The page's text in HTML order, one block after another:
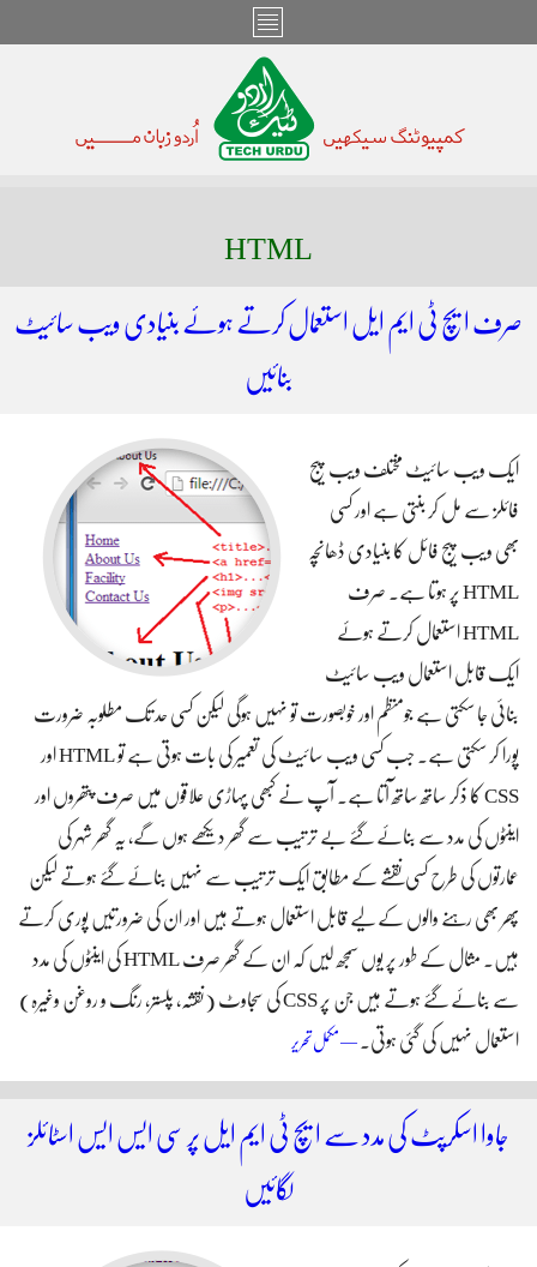
HTML
صرف ایچ ٹی ایم ایل استعمال کرتے ہوئے بنیادی ویب سائیٹ
بنائیں
ایک ویب سائیٹ مختلف ویب پیج
فائلز سے مل کر بنتی ہے اور کسی
بھی ویب پیج فائل کا بنیادی ڈھانچہ
HTML پر ہوتا ہے۔ صرف
HTML استعمال کرتے ہوئے
ایک قابل استعمال ویب سائیٹ
بنائی جا سکتی ہے جومنظم اور خوبصورت تو نہیں ہوگی لیکن کسی حد تک مطلوبہ ضرورت
پورا کر سکتی ہے۔ جب کسی ویب سائیٹ کی تعمیر کی بات ہوتی ہے تو HTML اور
CSS کا ذکر ساتھ ساتھ آتا ہے۔ آپ نے کبھی پہاڑی علاقوں میں صرف پتھروں اور
اینٹوں کی مدد سے بنائے گئے بے ترتیب سے گھر دیکھے ہوں گے، یہ گھر شہر کی
عمارتوں کی طرح کسی نقشے کے مطابق ایک ترتیب سے نہیں بنائے گئے ہوتے لیکن
پھر بھی رہنے والوں کے لیے قابل استعمال ہوتے ہیں اور ان کی ضرورتیں پوری کرتے
ہیں۔ مثال کے طور پر یوں سمجھ لیں کہ ان کے گھر صرف HTML کی اینٹوں کی مدد
سے بنائے گئے ہوتے ہیں جن پر CSS کی سجاوٹ (نقشہ، پلستر، رنگ و روغن وغیرہ)
استعمال نہیں کی گئی ہوتی۔ — مکمل تحریر
سائیٹ بنائیں
جاوا اسکرپٹ کی مدد سے ایچ ٹی ایم ایل پر سی ایس ایس اسٹائلز
لگائیں